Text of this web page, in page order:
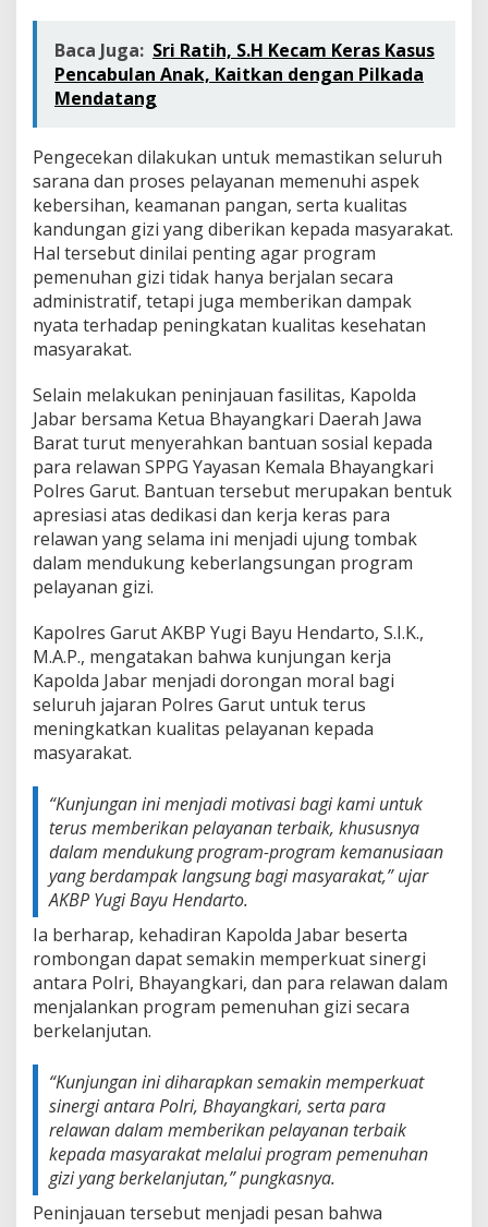
a
p
a
r
e
s
a
s
i
Baca Juga: Sri Ratih, S.H Kecam Keras Kasus
Pencabulan Anak, Kaitkan dengan Pilkada
Mendatang
Pengecekan dilakukan untuk memastikan seluruh
sarana dan proses pelayanan memenuhi aspek
kebersihan, keamanan pangan, serta kualitas
kandungan gizi yang diberikan kepada masyarakat.
Hal tersebut dinilai penting agar program
pemenuhan gizi tidak hanya berjalan secara
administratif, tetapi juga memberikan dampak
nyata terhadap peningkatan kualitas kesehatan
masyarakat.
Selain melakukan peninjauan fasilitas, Kapolda
Jabar bersama Ketua Bhayangkari Daerah Jawa
Barat turut menyerahkan bantuan sosial kepada
para relawan SPPG Yayasan Kemala Bhayangkari
Polres Garut. Bantuan tersebut merupakan bentuk
apresiasi atas dedikasi dan kerja keras para
relawan yang selama ini menjadi ujung tombak
dalam mendukung keberlangsungan program
pelayanan gizi.
Kapolres Garut AKBP Yugi Bayu Hendarto, S.I.K.,
M.A.P., mengatakan bahwa kunjungan kerja
Kapolda Jabar menjadi dorongan moral bagi
seluruh jajaran Polres Garut untuk terus
meningkatkan kualitas pelayanan kepada
masyarakat.
“Kunjungan ini menjadi motivasi bagi kami untuk
terus memberikan pelayanan terbaik, khususnya
dalam mendukung program-program kemanusiaan
yang berdampak langsung bagi masyarakat,” ujar
AKBP Yugi Bayu Hendarto.
Ia berharap, kehadiran Kapolda Jabar beserta
rombongan dapat semakin memperkuat sinergi
antara Polri, Bhayangkari, dan para relawan dalam
menjalankan program pemenuhan gizi secara
berkelanjutan.
“Kunjungan ini diharapkan semakin memperkuat
sinergi antara Polri, Bhayangkari, serta para
relawan dalam memberikan pelayanan terbaik
kepada masyarakat melalui program pemenuhan
gizi yang berkelanjutan,” pungkasnya.
Peninjauan tersebut menjadi pesan bahwa